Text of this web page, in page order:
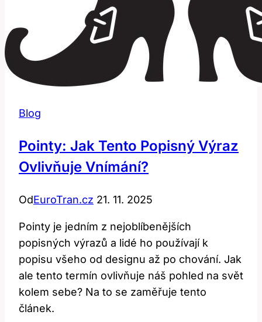
Blog
Pointy: Jak Tento Popisný Výraz
Ovlivňuje Vnímání?
OdEuroTran.cz 21. 11. 2025
Pointy je jedním z nejoblíbenějších
popisných výrazů a lidé ho používají k
popisu všeho od designu až po chování. Jak
ale tento termín ovlivňuje náš pohled na svět
kolem sebe? Na to se zaměřuje tento
článek.